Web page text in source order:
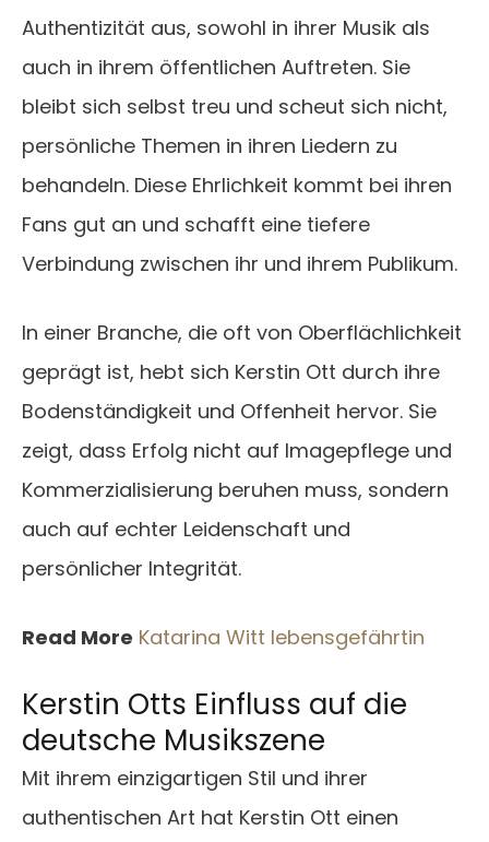
Authentizität aus, sowohl in ihrer Musik als
auch in ihrem öffentlichen Auftreten. Sie
bleibt sich selbst treu und scheut sich nicht,
persönliche Themen in ihren Liedern zu
behandeln. Diese Ehrlichkeit kommt bei ihren
Fans gut an und schafft eine tiefere
Verbindung zwischen ihr und ihrem Publikum.
In einer Branche, die oft von Oberflächlichkeit
geprägt ist, hebt sich Kerstin Ott durch ihre
Bodenständigkeit und Offenheit hervor. Sie
zeigt, dass Erfolg nicht auf Imagepflege und
Kommerzialisierung beruhen muss, sondern
auch auf echter Leidenschaft und
persönlicher Integrität.
Read More Katarina Witt lebensgefährtin
Kerstin Otts Einfluss auf die
deutsche Musikszene
Mit ihrem einzigartigen Stil und ihrer
authentischen Art hat Kerstin Ott einen